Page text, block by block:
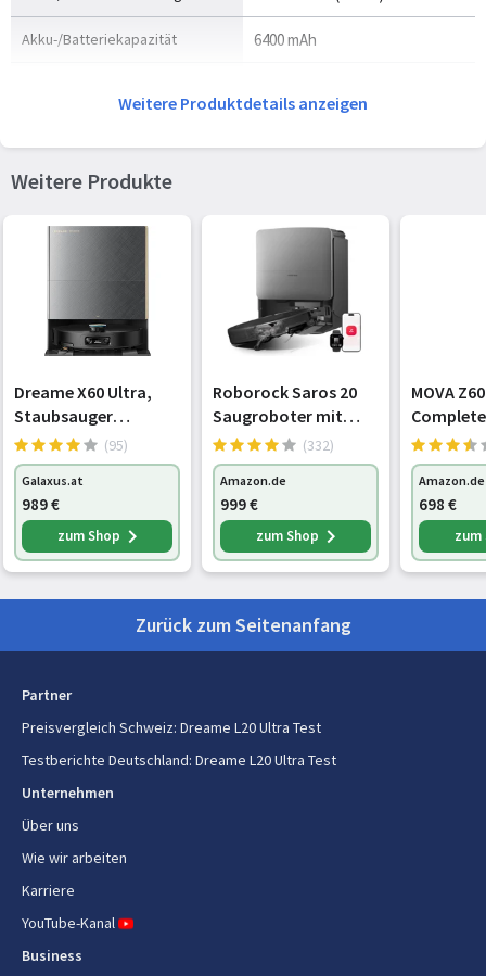
Akku-/Batteriekapazität 6400 mAh
Lieferumfang
Basisstation Ja
Nasswischen Ja
Staubkapazität (Staubsauger) 0,3 l
Staubkapazität (Basis) 3,2 l
Staubkapazität (gesamt) 3,5 l
Fassungsvermögen Wassertank 4,5 l
Selbstentleerender
Ja
Automatische Rückkehr zur
Ja
Funktionen der Basisstation
Hinderniserkennung
Geräuschpegel
Schwellensteigerung (max)
Weitere Produktdetails anzeigen
Weitere Produkte
Dreame X60 Ultra,
Staubsauger
Roboter, Schwarz
(95)
Galaxus.at
989€
zum Shop
Roborock Saros 20
Saugroboter mit
Wischfunktion&ange
bbarem Wischmopp
(332)
Amazon.de
999€
zum Shop
MOVA
Amazon.de
698 €
Zurück zum Seitenanfang
Partner
Preisvergleich Schweiz: Dreame L20 Ultra Test
Testberichte Deutschland: Dreame L20 Ultra Test
Unternehmen
Über uns
Wie wir arbeiten
Karriere
YouTube-Kanal
Business